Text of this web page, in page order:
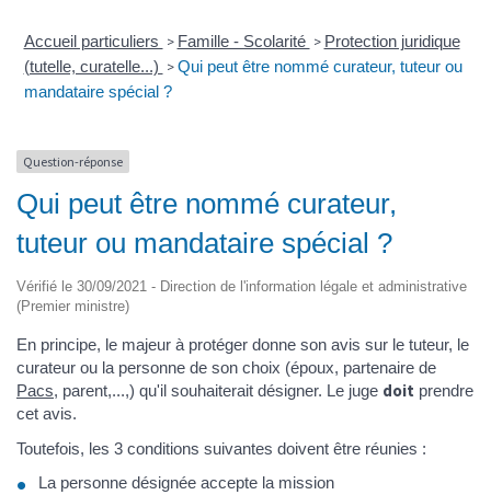
Accueil particuliers > Famille - Scolarité > Protection juridique
(tutelle, curatelle...) > Qui peut être nommé curateur, tuteur ou
mandataire spécial ?
Question-réponse
Qui peut être nommé curateur,
tuteur ou mandataire spécial ?
Vérifié le 30/09/2021 - Direction de l'information légale et administrative
(Premier ministre)
En principe, le majeur à protéger donne son avis sur le tuteur, le
curateur ou la personne de son choix (époux, partenaire de
Pacs, parent,...,) qu'il souhaiterait désigner. Le juge doit prendre
cet avis.
Toutefois, les 3 conditions suivantes doivent être réunies :
La personne désignée accepte la mission